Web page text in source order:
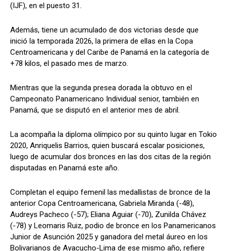
(IJF), en el puesto 31.
Además, tiene un acumulado de dos victorias desde que
inició la temporada 2026, la primera de ellas en la Copa
Centroamericana y del Caribe de Panamá en la categoría de
+78 kilos, el pasado mes de marzo.
Mientras que la segunda presea dorada la obtuvo en el
Campeonato Panamericano Individual senior, también en
Panamá, que se disputó en el anterior mes de abril.
La acompaña la diploma olímpico por su quinto lugar en Tokio
2020, Anriquelis Barrios, quien buscará escalar posiciones,
luego de acumular dos bronces en las dos citas de la región
disputadas en Panamá este año.
Completan el equipo femenil las medallistas de bronce de la
anterior Copa Centroamericana, Gabriela Miranda (-48),
Audreys Pacheco (-57); Eliana Aguiar (-70), Zunilda Chávez
(-78) y Leomaris Ruiz, podio de bronce en los Panamericanos
Junior de Asunción 2025 y ganadora del metal áureo en los
Bolivarianos de Ayacucho-Lima de ese mismo año, refiere